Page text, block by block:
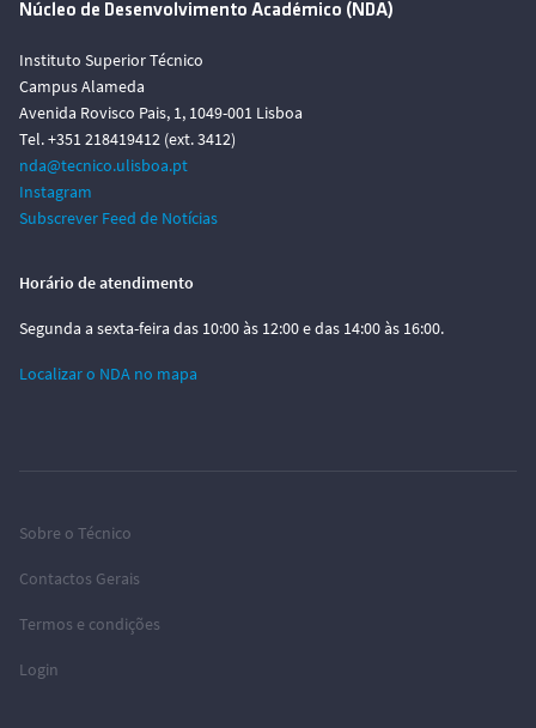
Núcleo de Desenvolvimento Académico (NDA)
Instituto Superior Técnico
Campus Alameda
Avenida Rovisco Pais, 1, 1049-001 Lisboa
Tel. +351 218419412 (ext. 3412)
nda@tecnico.ulisboa.pt
Instagram
Subscrever Feed de Notícias
Horário de atendimento
Segunda a sexta-feira das 10:00 às 12:00 e das 14:00 às 16:00.
Localizar o NDA no mapa
Sobre o Técnico
Contactos Gerais
Termos e condições
Login